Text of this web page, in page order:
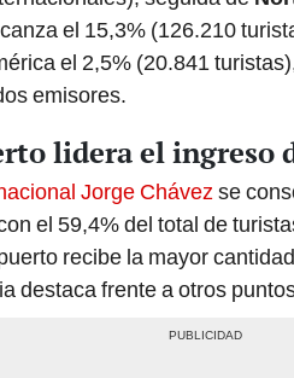
el 15,3% (126.210
el 2,5% (20.841
emisores.
lidera el ingreso
Jorge Chávez se
el 59,4% del total de
recibe la mayor
destaca frente a otros